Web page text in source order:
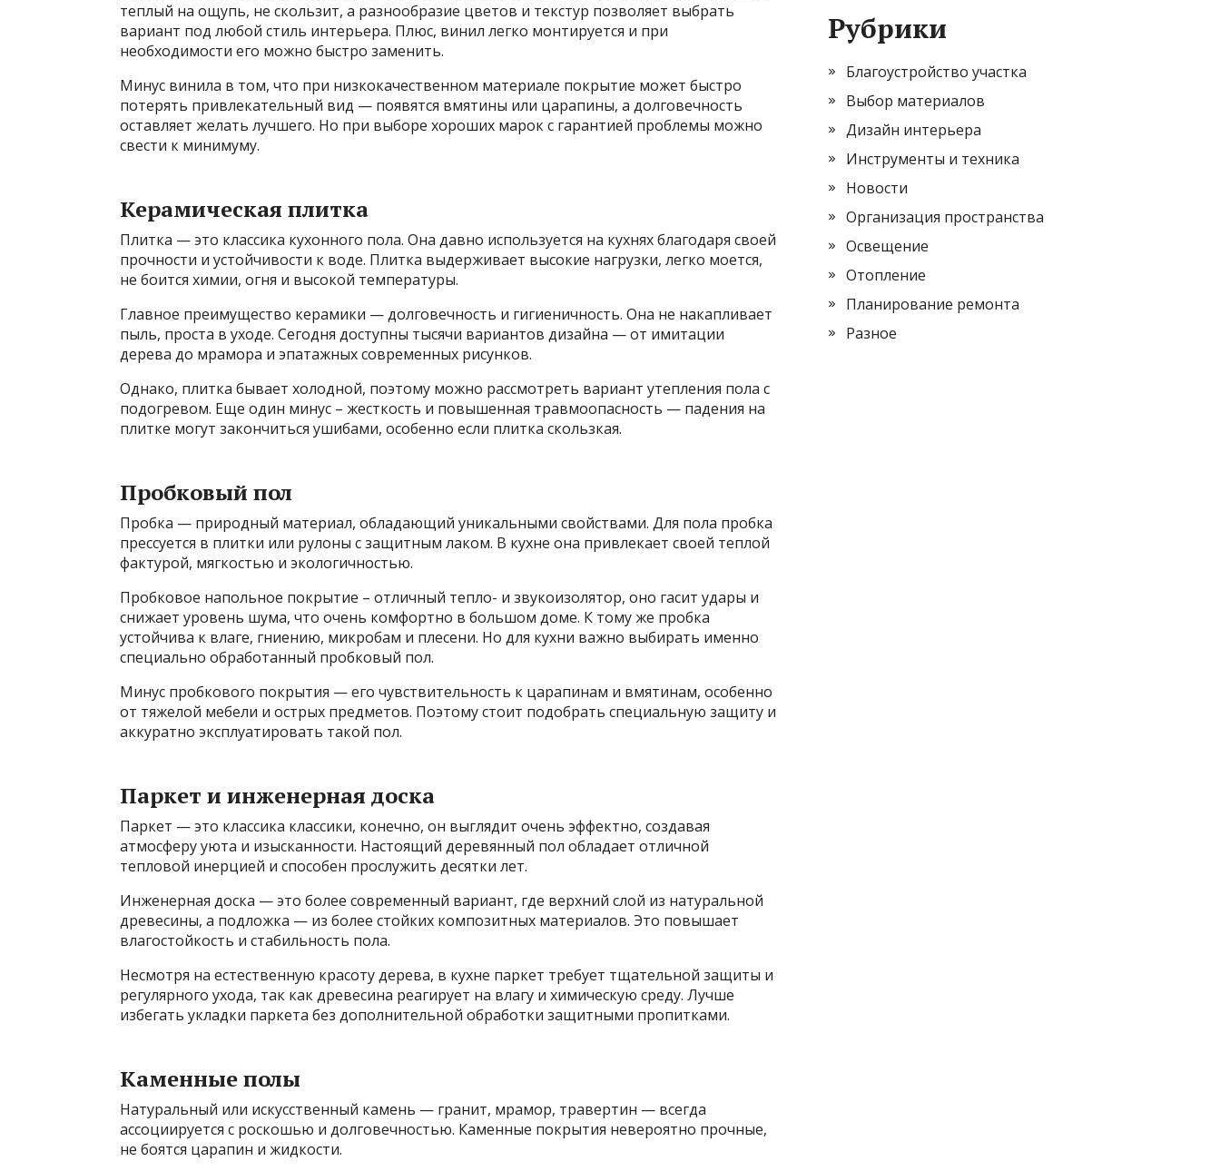
теплый на ощупь, не скользит, а разнообразие цветов и текстур позволяет выбрать
вариант под любой стиль интерьера. Плюс, винил легко монтируется и при
необходимости его можно быстро заменить.
Минус винила в том, что при низкокачественном материале покрытие может быстро
потерять привлекательный вид — появятся вмятины или царапины, а долговечность
оставляет желать лучшего. Но при выборе хороших марок с гарантией проблемы можно
свести к минимуму.
Керамическая плитка
Плитка — это классика кухонного пола. Она давно используется на кухнях благодаря своей
прочности и устойчивости к воде. Плитка выдерживает высокие нагрузки, легко моется,
не боится химии, огня и высокой температуры.
Главное преимущество керамики — долговечность и гигиеничность. Она не накапливает
пыль, проста в уходе. Сегодня доступны тысячи вариантов дизайна — от имитации
дерева до мрамора и эпатажных современных рисунков.
Однако, плитка бывает холодной, поэтому можно рассмотреть вариант утепления пола с
подогревом. Еще один минус – жесткость и повышенная травмоопасность — падения на
плитке могут закончиться ушибами, особенно если плитка скользкая.
Пробковый пол
Пробка — природный материал, обладающий уникальными свойствами. Для пола пробка
прессуется в плитки или рулоны с защитным лаком. В кухне она привлекает своей теплой
фактурой, мягкостью и экологичностью.
Пробковое напольное покрытие – отличный тепло- и звукоизолятор, оно гасит удары и
снижает уровень шума, что очень комфортно в большом доме. К тому же пробка
устойчива к влаге, гниению, микробам и плесени. Но для кухни важно выбирать именно
специально обработанный пробковый пол.
Минус пробкового покрытия — его чувствительность к царапинам и вмятинам, особенно
от тяжелой мебели и острых предметов. Поэтому стоит подобрать специальную защиту и
аккуратно эксплуатировать такой пол.
Паркет и инженерная доска
Паркет — это классика классики, конечно, он выглядит очень эффектно, создавая
атмосферу уюта и изысканности. Настоящий деревянный пол обладает отличной
тепловой инерцией и способен прослужить десятки лет.
Инженерная доска — это более современный вариант, где верхний слой из натуральной
древесины, а подложка — из более стойких композитных материалов. Это повышает
влагостойкость и стабильность пола.
Несмотря на естественную красоту дерева, в кухне паркет требует тщательной защиты и
регулярного ухода, так как древесина реагирует на влагу и химическую среду. Лучше
избегать укладки паркета без дополнительной обработки защитными пропитками.
Каменные полы
Натуральный или искусственный камень — гранит, мрамор, травертин — всегда
ассоциируется с роскошью и долговечностью. Каменные покрытия невероятно прочные,
не боятся царапин и жидкости.
Рубрики
Благоустройство участка
Выбор материалов
Дизайн интерьера
Инструменты и техника
Новости
Организация пространства
Освещение
Отопление
Планирование ремонта
Разное